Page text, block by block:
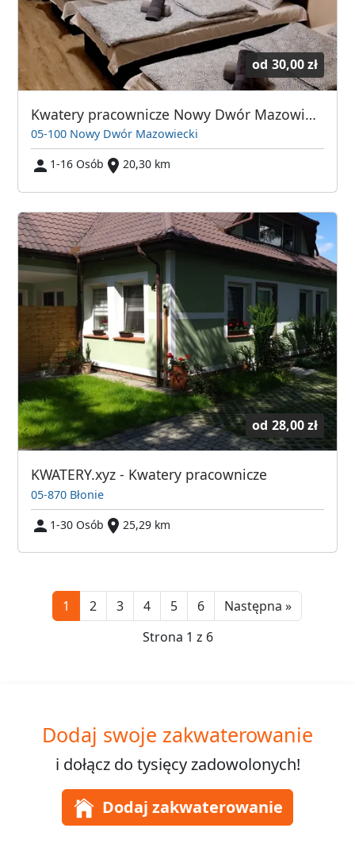
od 30,00 zł
Kwatery pracownicze Nowy Dwór Mazowiecki
05-100 Nowy Dwór Mazowiecki
1-16 Osób
20,30 km
od 28,00 zł
KWATERY.xyz - Kwatery pracownicze
05-870 Błonie
1-30 Osób
25,29 km
1 2 3 4 5 6 Następna »Next
Strona 1 z 6
Dodaj swoje zakwaterowanie
i dołącz do tysięcyzadowolonych!
Dodaj zakwaterowanie